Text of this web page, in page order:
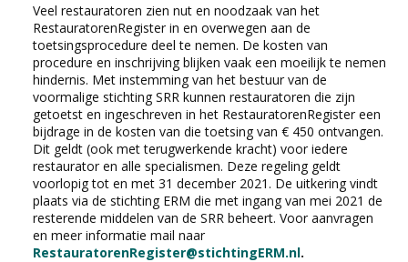
Veel restauratoren zien nut en noodzaak van het
RestauratorenRegister in en overwegen aan de
toetsingsprocedure deel te nemen. De kosten van
procedure en inschrijving blijken vaak een moeilijk te nemen
hindernis. Met instemming van het bestuur van de
voormalige stichting SRR kunnen restauratoren die zijn
getoetst en ingeschreven in het RestauratorenRegister een
bijdrage in de kosten van die toetsing van € 450 ontvangen.
Dit geldt (ook met terugwerkende kracht) voor iedere
restaurator en alle specialismen. Deze regeling geldt
voorlopig tot en met 31 december 2021. De uitkering vindt
plaats via de stichting ERM die met ingang van mei 2021 de
resterende middelen van de SRR beheert. Voor aanvragen
en meer informatie mail naar
RestauratorenRegister@stichtingERM.nl.